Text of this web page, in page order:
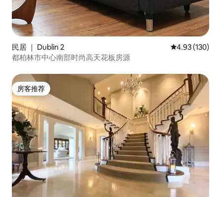
民居 ｜ Dublin 2 平均评分 4.93
4.93 (130)
都柏林市中心南部时尚高天花板房源
房客推荐
房客推荐